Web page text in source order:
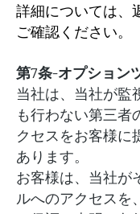
詳細については、
ご確認ください。
第7条-オプション
当社は、当社が監
も行わない第三者
クセスをお客様に
あります。
お客様は、当社が
ルへのアクセスを